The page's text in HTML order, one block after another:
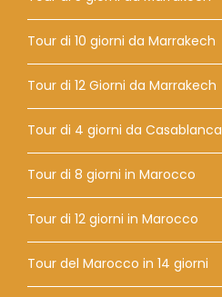
Tour di 10 giorni da Marrakech
Tour di 12 Giorni da Marrakech
Tour di 4 giorni da Casablanca
Tour di 8 giorni in Marocco
Tour di 12 giorni in Marocco
Tour del Marocco in 14 giorni